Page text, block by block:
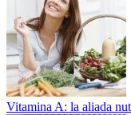
Vitamina A: la aliada